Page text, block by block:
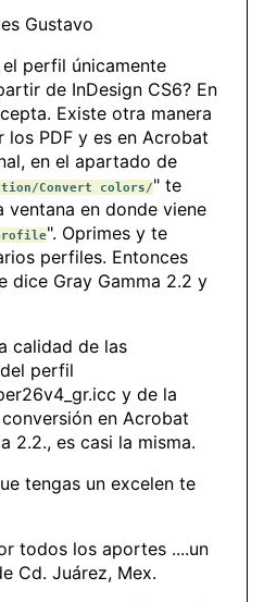
Gustavo
el perfil únicamente
de InDesign CS6? En
Existe otra manera
los PDF y es en Acrobat
en el apartado de
Convert colors/" te
ventana en donde viene
". Oprimes y te
perfiles. Entonces
dice Gray Gamma 2.2 y
calidad de las
perfil
y de la
en Acrobat
2.2., es casi la misma.
tengas un excelen te
todos los aportes ....un
Cd. Juárez, Mex.